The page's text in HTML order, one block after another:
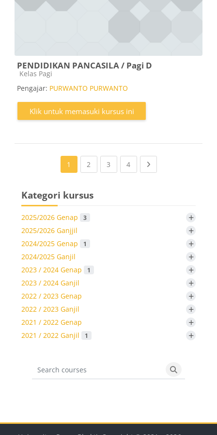
PENDIDIKAN PANCASILA / Pagi D
Kategori kursus
Kelas Pagi
Pengajar: PURWANTO PURWANTO
Klik untuk memasuki kursus ini
1 2 (current)
3 (current)
4(current)Next page
Kategori kursus
2025/2026 Genap 3 +
2025/2026 Ganjjil +
2024/2025 Genap 1 +
2024/2025 Ganjil +
2023 / 2024 Genap 1 +
2023 / 2024 Ganjil +
2022 / 2023 Genap +
2022 / 2023 Ganjil +
2021 / 2022 Genap +
2021 / 2022 Ganjil 1 +
Search courses
Search